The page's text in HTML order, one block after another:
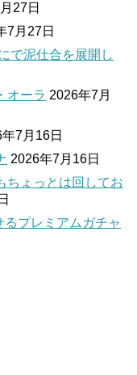
27日
7月27日
で泥仕合を展開し
オーラ 2026年7月
7月16日
2026年7月16日
ちょっとは回してお
プレミアムガチャ